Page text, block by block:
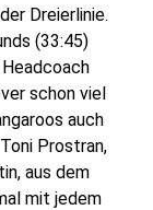
Dreierlinie.
(33:45)
schon viel
auch
Prostran,
aus dem
mit jedem